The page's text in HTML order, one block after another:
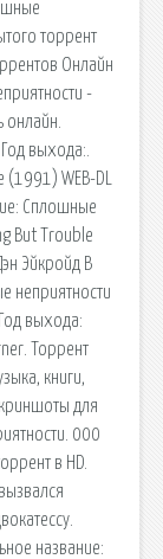
торрент
Онлайн
-
онлайн.
выхода:.
WEB-DL
Сплошные
But Trouble
Эйкройд В
неприятности
выхода:
Торрент
книги,
для
000
в HD.
название: